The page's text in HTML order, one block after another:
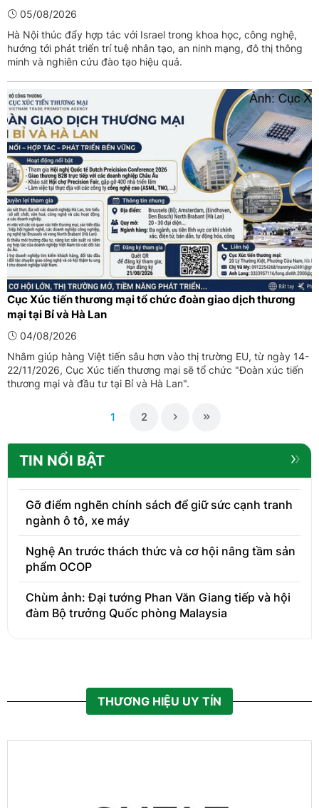
05/08/2026
Hà Nội thúc đẩy hợp tác với Israel trong khoa học, công nghệ,
hướng tới phát triển trí tuệ nhân tạo, an ninh mạng, đô thị thông
minh và nghiên cứu đào tạo hiệu quả.
Cục Xúc tiến thương mại tổ chức đoàn giao dịch thương
mại tại Bỉ và Hà Lan
04/08/2026
Nhằm giúp hàng Việt tiến sâu hơn vào thị trường EU, từ ngày 14-
22/11/2026, Cục Xúc tiến thương mại sẽ tổ chức "Đoàn xúc tiến
thương mại và đầu tư tại Bỉ và Hà Lan".
1 2
TIN NỔI BẬT
Gỡ điểm nghẽn chính sách để giữ sức cạnh tranh
ngành ô tô, xe máy
Nghệ An trước thách thức và cơ hội nâng tầm sản
phẩm OCOP
Chùm ảnh: Đại tướng Phan Văn Giang tiếp và hội
đàm Bộ trưởng Quốc phòng Malaysia
THƯƠNG HIỆU UY TÍN